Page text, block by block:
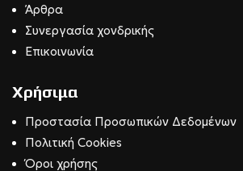
Άρθρα
Συνεργασία χονδρικής
Επικοινωνία
Χρήσιμα
Προστασία Προσωπικών Δεδομένων
Πολιτική Cookies
Όροι χρήσης